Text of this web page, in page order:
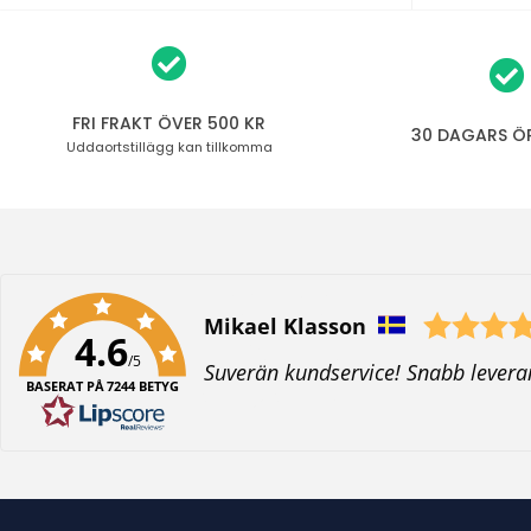
FRI FRAKT ÖVER 500 KR
Uddaortstillägg kan tillkomma 30 DAGARS
4.6/5
BASERAT PÅ 7244 BETYG
Författare:
Mikael Klasson
T
Suverän kundservice! Snabb